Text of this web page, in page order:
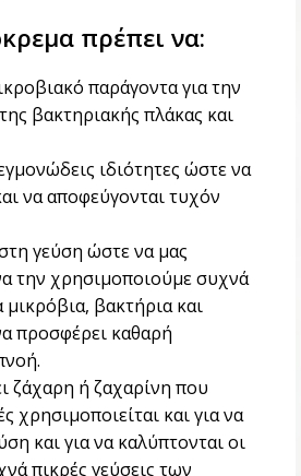
πρέπει να:
παράγοντα για την
βακτηριακής πλάκας και
ιδιότητες ώστε να
να αποφεύγονται τυχόν
γεύση ώστε να μας
την χρησιμοποιούμε συχνά
βακτήρια και
προσφέρει καθαρή
ζάχαρη ή ζαχαρίνη που
χρησιμοποιείται και για να
και για να καλύπτονται οι
πικρές γεύσεις των